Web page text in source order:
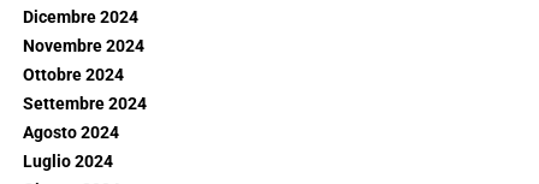
Dicembre 2024
Novembre 2024
Ottobre 2024
Settembre 2024
Agosto 2024
Luglio 2024